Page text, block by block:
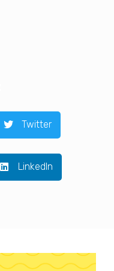
Twitter
LinkedIn